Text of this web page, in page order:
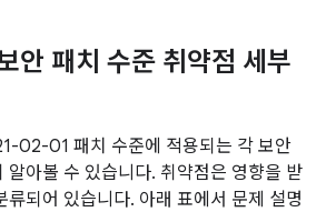
패치 수준 취약점 세부
02-01 패치 수준에 적용되는 각 보안
알아볼 수 있습니다. 취약점은 영향을 받
류되어 있습니다. 아래 표에서 문제 설명